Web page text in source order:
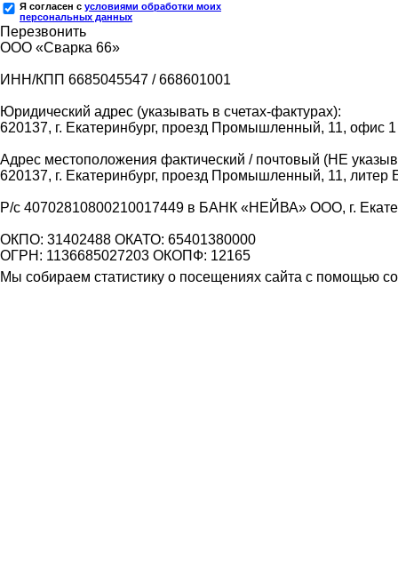
Я согласен с условиями обработки моих
персональных данных
Перезвонить
ООО «Сварка 66»
ИНН/КПП 6685045547 / 668601001
Юридический адрес (указывать в счетах-фактурах):
620137, г. Екатеринбург, проезд Промышленный, 11, офис 1
Адрес местоположения фактический / почтовый (НЕ
620137, г. Екатеринбург, проезд Промышленный, 11, литер
Р/с 40702810800210017449 в БАНК «НЕЙВА» ООО, г.
ОКПО: 31402488 ОКАТО: 65401380000
ОГРН: 1136685027203 ОКОПФ: 12165
Мы собираем статистику о посещениях сайта с помощью